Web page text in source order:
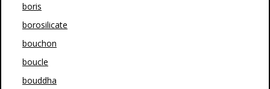
boris
borosilicate
bouchon
boucle
bouddha